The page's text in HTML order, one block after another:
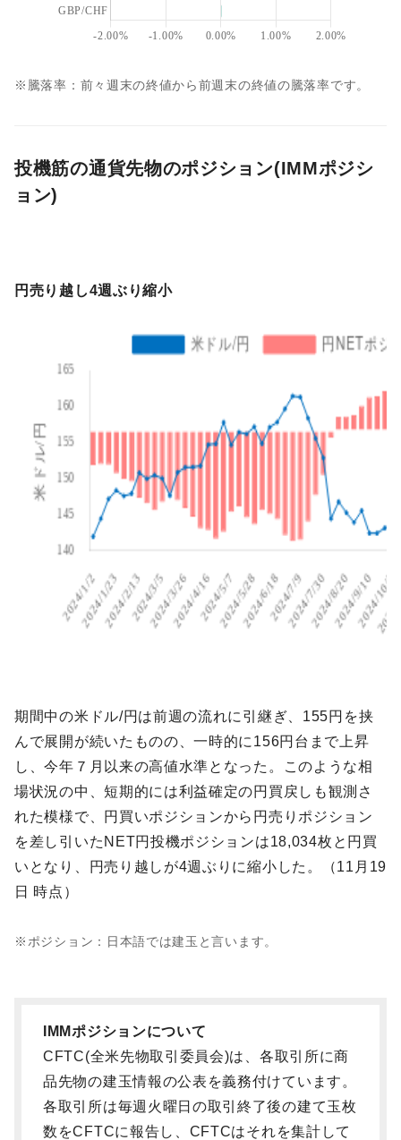
※騰落率：前々週末の終値から前週末の終値の騰落率です。
投機筋の通貨先物のポジション(IMMポジシ
ョン)
円売り越し4週ぶり縮小
期間中の米ドル/円は前週の流れに引継ぎ、155円を挟
んで展開が続いたものの、一時的に156円台まで上昇
し、今年７月以来の高値水準となった。このような相
場状況の中、短期的には利益確定の円買戻しも観測さ
れた模様で、円買いポジションから円売りポジション
を差し引いたNET円投機ポジションは18,034枚と円買
いとなり、円売り越しが4週ぶりに縮小した。（11月19
日 時点）
※ポジション：日本語では建玉と言います。
IMMポジションについて
CFTC(全米先物取引委員会)は、各取引所に商
品先物の建玉情報の公表を義務付けています。
各取引所は毎週火曜日の取引終了後の建て玉枚
数をCFTCに報告し、CFTCはそれを集計して